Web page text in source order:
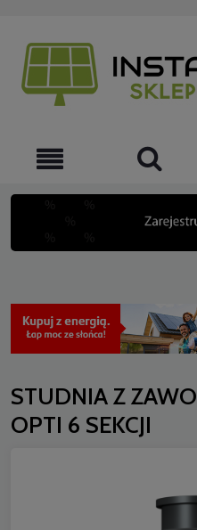
STUDNIA Z
OPTI 6 SEKCJI